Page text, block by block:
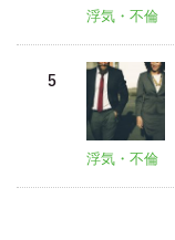
浮気・不倫
浮気・不倫